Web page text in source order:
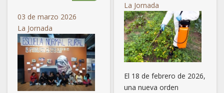
Denuncian «imposición y desdén» en mesas de diálogo
sobre planta de amoniaco en Topolobampo
La rebelión agraria de Julio López Chávez
Santa María Chimalapa defiende su río y territorio
ancestral frente a megaproyectos e invasiones
03 de marzo 2026
La Jornada
La Jornada
El 18 de febrero de 2026,
una nueva orden